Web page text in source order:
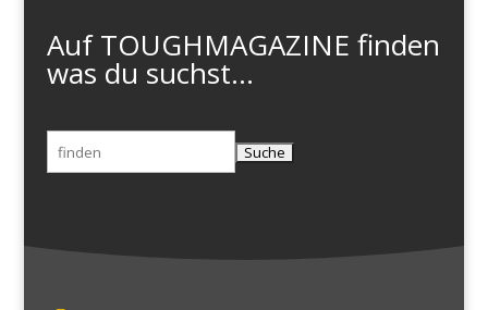
Auf TOUGHMAGAZINE finden
was du suchst...
Suchen
nach: